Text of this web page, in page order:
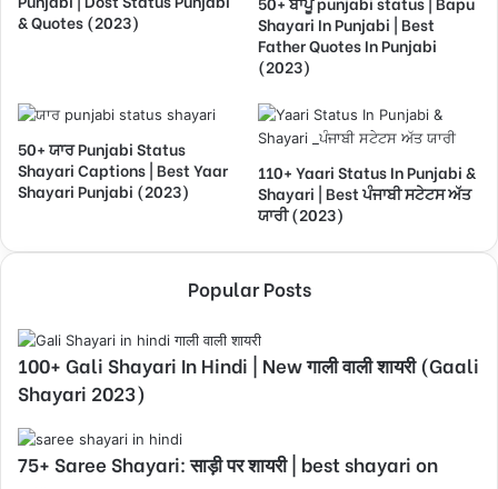
& Quotes (2023)
Shayari In Punjabi | Best
Father Quotes In Punjabi
(2023)
50+ ਯਾਰ Punjabi Status
Shayari Captions | Best Yaar
Shayari Punjabi (2023)
110+ Yaari Status In Punjabi &
Shayari | Best ਪੰਜਾਬੀ ਸਟੇਟਸ ਅੱਤ
ਯਾਰੀ (2023)
Popular Posts
100+ Gali Shayari In Hindi | New गाली वाली शायरी (Gaali
Shayari 2023)
75+ Saree Shayari: साड़ी पर शायरी | best shayari on